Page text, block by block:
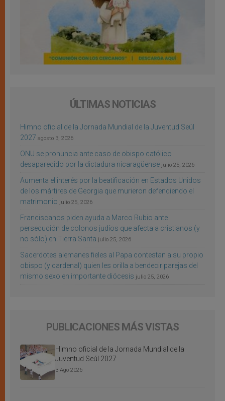
ÚLTIMAS NOTICIAS
Himno oficial de la Jornada Mundial de la Juventud Seúl
2027 agosto 3, 2026
ONU se pronuncia ante caso de obispo católico
desaparecido por la dictadura nicaragüense julio 25, 2026
Aumenta el interés por la beatificación en Estados Unidos
de los mártires de Georgia que murieron defendiendo el
matrimonio julio 25, 2026
Franciscanos piden ayuda a Marco Rubio ante
persecución de colonos judíos que afecta a cristianos (y
no sólo) en Tierra Santa julio 25, 2026
Sacerdotes alemanes fieles al Papa contestan a su propio
obispo (y cardenal) quien les orilla a bendecir parejas del
mismo sexo en importante diócesis julio 25, 2026
PUBLICACIONES MÁS VISTAS
Himno oficial de la Jornada Mundial de la
Juventud Seúl 2027
3 Ago 2026